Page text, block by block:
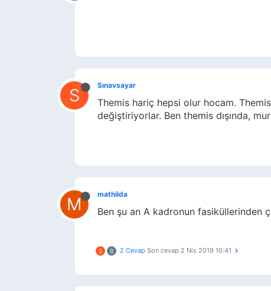
S Sınavsayar
Themis hariç hepsi olur hocam.
değiştiriyorlar. Ben themis dışında,
M mathilda
Ben şu an A kadronun fasiküllerinden
S B 2 Cevap Son cevap 2 Nis 2019 10:41